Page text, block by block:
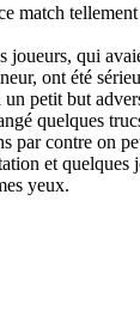
match
joueurs, qui
ont été
petit but
quelques
par contre on
et quelques
yeux.